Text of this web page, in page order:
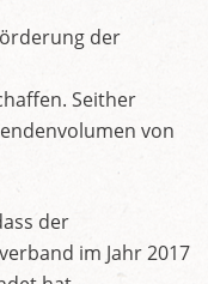
der
Seither
von
der
im Jahr 2017